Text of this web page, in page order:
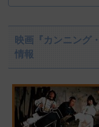
映画『カンニング
情報